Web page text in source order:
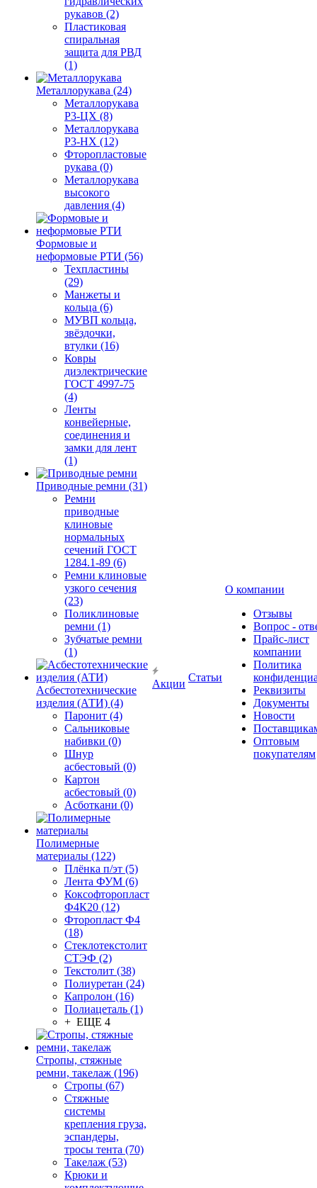
рукавов (2)
Пластиковая
спиральная
защита для РВД
(1)
Металлорукава (24)
Металлорукава
Р3-ЦХ (8)
Металлорукава
Р3-НХ (12)
Фторопластовые
рукава (0)
Металлорукава
высокого
давления (4)
Формовые и
неформовые РТИ (56)
Техпластины
(29)
Манжеты и
кольца (6)
МУВП кольца,
звёздочки,
втулки (16)
Ковры
диэлектрические
ГОСТ 4997-75
(4)
Ленты
конвейерные,
соединения и
замки для лент
(1)
Приводные ремни (31)
Ремни
приводные
клиновые
нормальных
сечений ГОСТ
1284.1-89 (6)
Ремни клиновые
узкого сечения
(23)
Поликлиновые
ремни (1)
Зубчатые ремни
(1)
Асбестотехнические
изделия (АТИ) (4)
Паронит (4)
Сальниковые
набивки (0)
Шнур
асбестовый (0)
Картон
асбестовый (0)
Асботкани (0)
Полимерные
материалы (122)
Плёнка п/эт (5)
Лента ФУМ (6)
Коксофторопласт
Ф4К20 (12)
Фторопласт Ф4
(18)
Стеклотекстолит
СТЭФ (2)
Текстолит (38)
Полиуретан (24)
Капролон (16)
Полиацеталь (1)
+ ЕЩЕ 4
Стропы, стяжные
ремни, такелаж (196)
Стропы (67)
Стяжные
системы
крепления груза,
эспандеры,
тросы тента (70)
Такелаж (53)
Крюки и
Акции
Статьи
О компании
Отзывы
Вопрос -
Прайс-лист
компании
Политика
Реквизиты
Документы
Новости
Оптовым
покупателям